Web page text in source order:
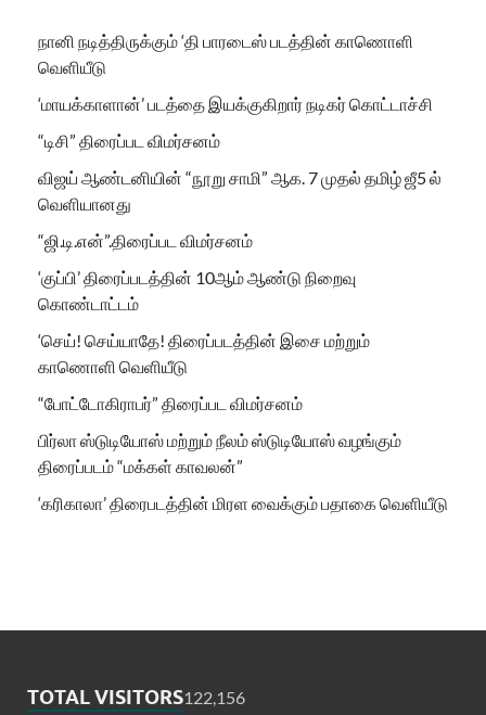
நானி நடித்திருக்கும் ‘தி பாரடைஸ் படத்தின் காணொளி
வெளியீடு
‘மாயக்காளான்’ படத்தை இயக்குகிறார் நடிகர் கொட்டாச்சி
“டிசி” திரைப்பட விமர்சனம்
விஜய் ஆண்டனியின் “நூறு சாமி” ஆக. 7 முதல் தமிழ் ஜீ5 ல்
வெளியானது
“ஜி.டி.என்”.திரைப்பட விமர்சனம்
‘குப்பி’ திரைப்படத்தின் 10ஆம் ஆண்டு நிறைவு
கொண்டாட்டம்
‘செய்! செய்யாதே! திரைப்படத்தின் இசை மற்றும்
காணொளி வெளியீடு
“போட்டோகிராபர்” திரைப்பட விமர்சனம்
பிர்லா ஸ்டுடியோஸ் மற்றும் நீலம் ஸ்டுடியோஸ் வழங்கும்
திரைப்படம் “மக்கள் காவலன்”
‘கரிகாலா’ திரைபடத்தின் மிரள வைக்கும் பதாகை வெளியீடு
TOTAL VISITORS122,156